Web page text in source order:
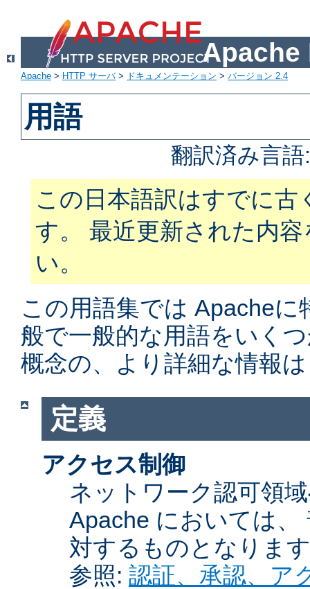
Apache
Apache > HTTP サーバ> ドキュメンテーション > バージョン 2.4
用語
翻訳済み言
この日本語訳はすでに
す。 最近更新された内
い。
この用語集では Apache
般で一般的な用語をいく
概念の、より詳細な情報
定義
アクセス制御
ネットワーク認可領
Apache においては
対するものとなりま
参照: 認証、承認、ア